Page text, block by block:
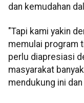
dan kemudahan
"Tapi kami yakin
memulai program
perlu diapresiasi
masyarakat
mendukung ini